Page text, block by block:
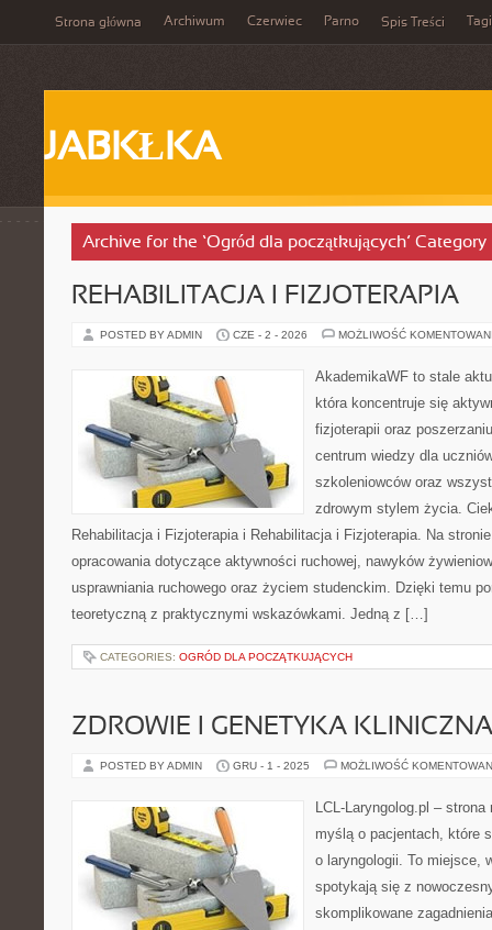
Strona główna Archiwum Czerwiec Parno Spis Treści Tagi
JABKŁKA
Archive for the ‘Ogród dla początkujących’ Category
REHABILITACJA I FIZJOTERAPIA
POSTED BY ADMIN CZE - 2 - 2026 MOŻLIWOŚĆ
AkademikaWF to stale
która koncentruje się
fizjoterapii oraz
centrum wiedzy dla
szkoleniowców oraz
zdrowym stylem życia.
Rehabilitacja i Fizjoterapia i Rehabilitacja i Fizjoterapia. Na
opracowania dotyczące aktywności ruchowej, nawyków
usprawniania ruchowego oraz życiem studenckim. Dzięki temu
teoretyczną z praktycznymi wskazówkami. Jedną z […]
CATEGORIES: OGRÓD DLA POCZĄTKUJĄCYCH
ZDROWIE I GENETYKA KLINICZNA
POSTED BY ADMIN GRU - 1 - 2025 MOŻLIWOŚĆ
LCL-Laryngolog.pl –
myślą o pacjentach, które
o laryngologii. To miejsce,
spotykają się z
skomplikowane